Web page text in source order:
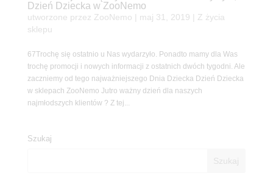
Dzień Dziecka w ZooNemo
utworzone przez ZooNemo maj 31, 2019
Z życia
sklepu
67Trochę się ostatnio u Nas wydarzyło. Ponadto mamy dla Was
trochę promocji i nowych informacji z ostatnich dwóch tygodni. Ale
zaczniemy od tego najważniejszego Dnia Dziecka Dzień Dziecka
w sklepach ZooNemo Jutro ważny dzień dla naszych
najmłodszych klientów ? Z tej...
Szukaj